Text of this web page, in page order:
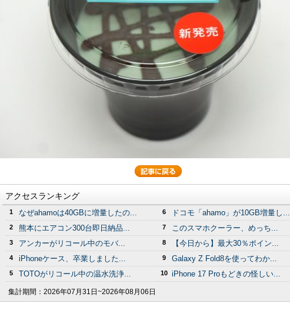
アクセスランキング
1 なぜahamoは40GBに増量したの...
2 熊本にエアコン300台即日納品...
3 アンカーがリコール中のモバ...
4 iPhoneケース、卒業しました...
5 TOTOがリコール中の温水洗浄...
6 ドコモ「ahamo」が10GB増量し...
7 このスマホクーラー、めっち...
8 【今日から】最大30％ポイン...
9 Galaxy Z Fold8を使ってわか...
10 iPhone 17 Proもどきの怪しい...
集計期間： 2026年07月31日~2026年08月06日